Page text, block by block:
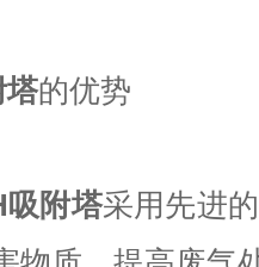
塔的优势
吸附塔采用先进